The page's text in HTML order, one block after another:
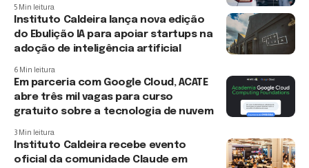
5 Min leitura
Instituto Caldeira lança nova edição
do Ebulição IA para apoiar startups na
adoção de inteligência artificial
6 Min leitura
Em parceria com Google Cloud, ACATE
abre três mil vagas para curso
gratuito sobre a tecnologia de nuvem
3 Min leitura
Instituto Caldeira recebe evento
oficial da comunidade Claude em